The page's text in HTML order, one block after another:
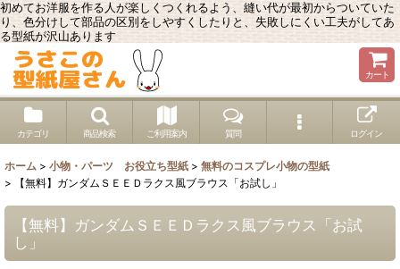
初めてお洋服を作る人が楽しくつくれるよう、縫い代が最初からついていた
り、色分けして部品の区別をしやすくしたりと、失敗しにくい工夫がしてあ
る型紙が沢山あります
カート
カテゴリ 商品検索 ご利用案内 質問 ログイン
ホーム > 小物・パーツ お役立ち型紙 > 無料のコスプレ小物の型紙
>
【無料】ガンダムＳＥＥＤラクス風ブラウス「お試し」
【無料】ガンダムＳＥＥＤラクス風ブラウス「お試
し」